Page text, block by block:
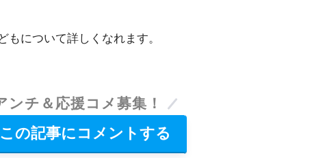
について詳しくなれます。
ンチ＆応援コメ募集！
この記事にコメントする